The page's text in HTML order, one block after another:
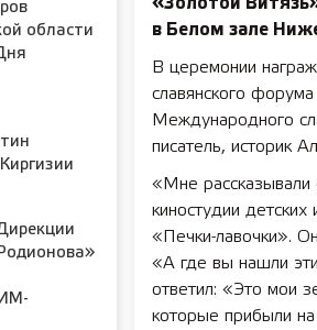
области
«Золотой
в Белом зале
В церемонии
славянского
Международного
писатель, историк
«Мне рассказывали
киностудии
«Печки-лавочки».
«А где вы нашли
ответил: «Это мои
которые прибыли